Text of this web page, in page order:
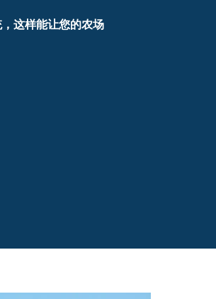
这样能让您的农场